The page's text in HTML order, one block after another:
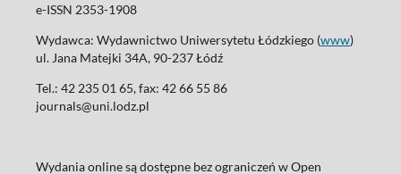
e-ISSN 2353-1908
Wydawca: Wydawnictwo Uniwersytetu Łódzkiego (www)
ul. Jana Matejki 34A, 90-237 Łódź
Tel.: 42 235 01 65, fax: 42 66 55 86
journals@uni.lodz.pl
Wydania online są dostępne bez ograniczeń w Open